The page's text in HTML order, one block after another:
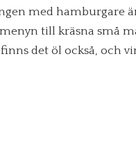
med hamburgare
till kräsna små
det öl också, och